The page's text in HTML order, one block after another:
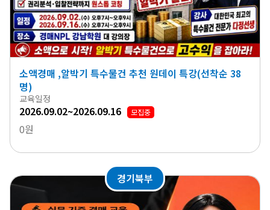
소액경매 ,알박기 특수물건 추천 원데이 특강(선착순 38
명)
교육일정
2026.09.02~2026.09.16 모집중
0원
경기북부